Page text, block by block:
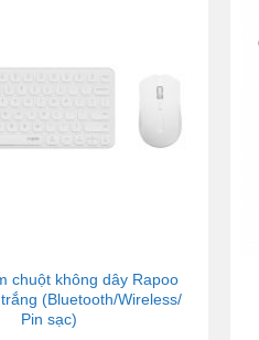
chuột không dây Rapoo
(Bluetooth/Wireless/
Pin sạc)